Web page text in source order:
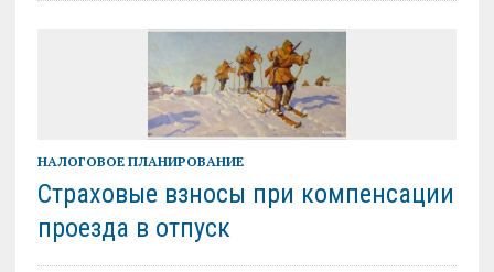
НАЛОГОВОЕ ПЛАНИРОВАНИЕ
Страховые взносы при компенсации
проезда в отпуск